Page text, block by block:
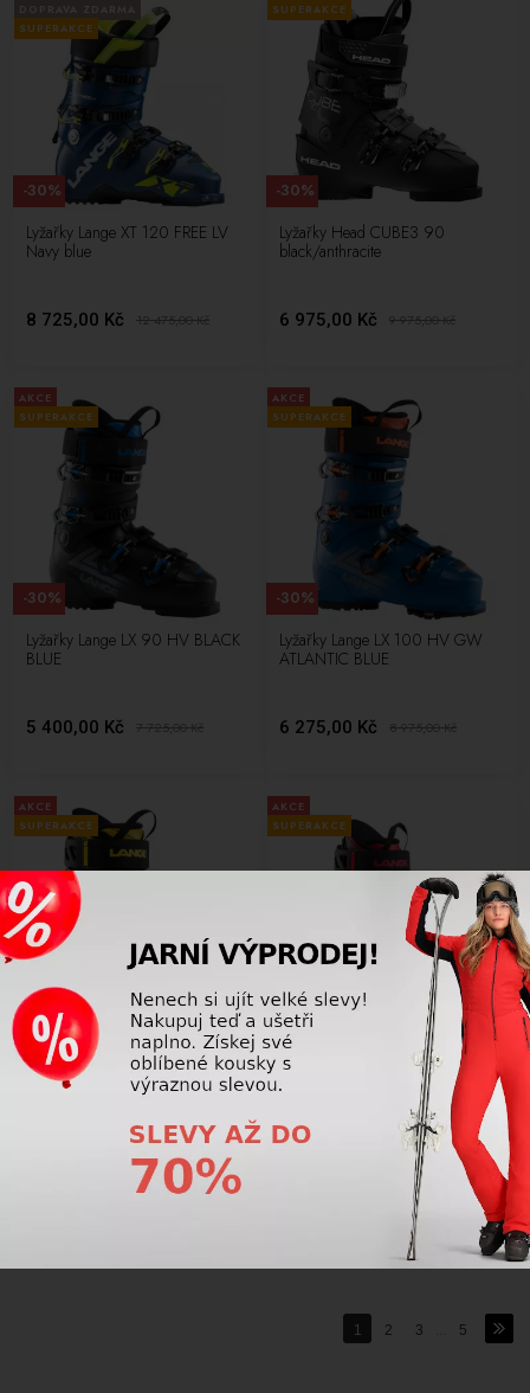
SUPERAKCE
Lyžařky Lange XT 120 FREE LV
Navy blue
8 725,00 Kč 12 475,00Kč
-30%
SUPERAKCE
Lyžařky Head CUBE3 90
black/anthracite
6 975,00 Kč 9 975,00Kč
-30%
AKCE
SUPERAKCE
Lyžařky Lange LX 90 HV BLACK
BLUE
5 400,00 Kč 7 725,00Kč
-30%
AKCE
SUPERAKCE
Lyžařky Lange LX 100 HV GW
ATLANTIC BLUE
6 275,00 Kč 8 975,00Kč
-30%
AKCE
SUPERAKCE
Lyžařky Lange LX 110 HV GW
BLACK YELLOW
9 725,00Kč
-30%
AKCE
SUPERAKCE
Lyžařky Lange LX 120 HV GW
TITANIUM GREY
7 500,00 Kč 10 725,00 Kč
-30%
1 2 3 5